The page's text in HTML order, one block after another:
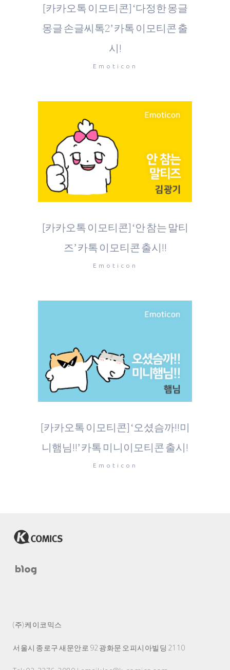
[카카오톡 이모티콘] ‘다정한 몽글
몽글 손글씨톡2’ 카톡 이모티콘 출
시!
Emoticon
[카카오톡 이모티콘] ‘안 참는 말티
즈’ 카톡 이모티콘 출시!!
Emoticon
[카카오톡 이모티콘] ‘오셨슴까!!미
니햄님!!’ 카톡 미니이모티콘 출시!
Emoticon
(주) 케이코믹스
서울시 종로구 새문안로 92 광화문 오피시아빌딩 2110